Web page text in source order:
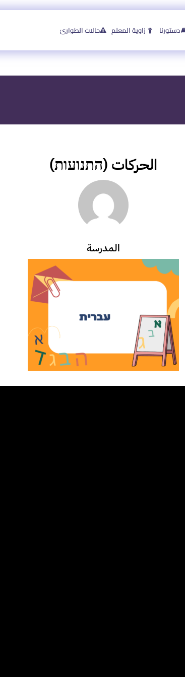
دستورنا زاوية المعلم حالات الطوارئ
الحركات (התנועות)
المدرسة